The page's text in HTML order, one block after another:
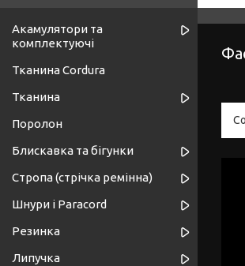
Акамулятори та
комплектуючі
Тканина Cordura
Тканина
Поролон
Блискавка та бігунки
Стропа (стрічка ремінна)
Шнури і Paracord
Резинка
Липучка